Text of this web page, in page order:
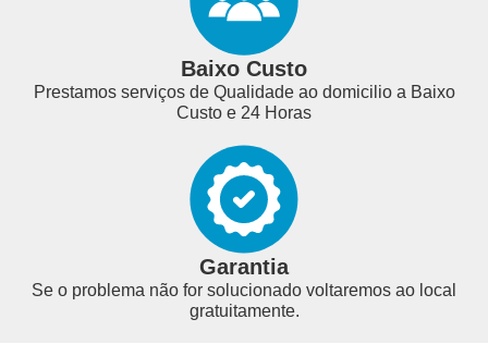
Baixo Custo
Prestamos serviços de Qualidade ao domicilio a Baixo
Custo e 24 Horas
Garantia
Se o problema não for solucionado voltaremos ao local
gratuitamente.